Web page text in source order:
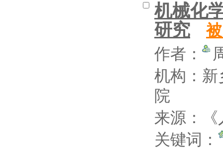
机械化
研究
作者：
机构：新
院
来源：
关键词：